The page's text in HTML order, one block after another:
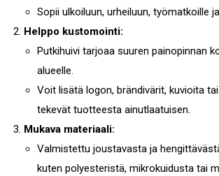
Sopii ulkoiluun, urheiluun, työmatkoille
Helppo kustomointi:
Putkihuivi tarjoaa suuren painopinnan
alueelle.
Voit lisätä logon, brändivärit, kuvioita
tekevät tuotteesta ainutlaatuisen.
Mukava materiaali:
Valmistettu joustavasta ja
kuten polyesteristä, mikrokuidusta tai